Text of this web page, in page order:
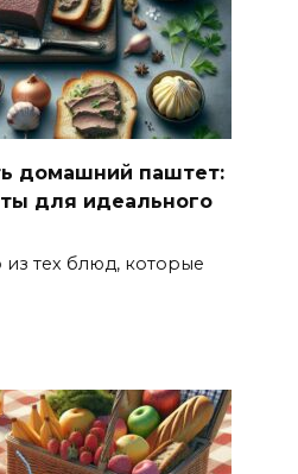
домашний паштет:
для идеального
из тех блюд, которые